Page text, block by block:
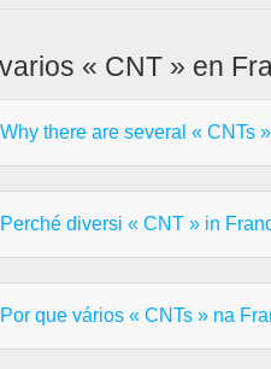
« CNT » en
there are several « CNTs
diversi « CNT » in
que vários « CNTs » na